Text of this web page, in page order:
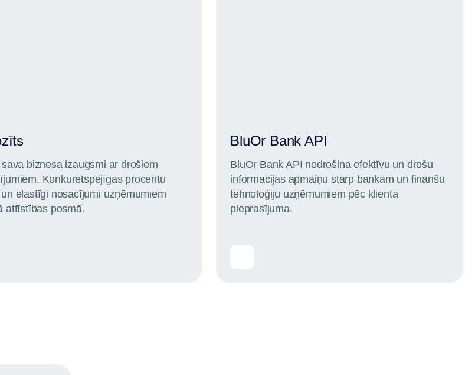
biznesa izaugsmi ar drošiem
Konkurētspējīgas procentu
elastīgi nosacījumi uzņēmumiem
attīstības posmā.
BluOr Bank API
BluOr Bank API nodrošina efektīvu un drošu
informācijas apmaiņu starp bankām un finanšu
tehnoloģiju uzņēmumiem pēc klienta
pieprasījuma.